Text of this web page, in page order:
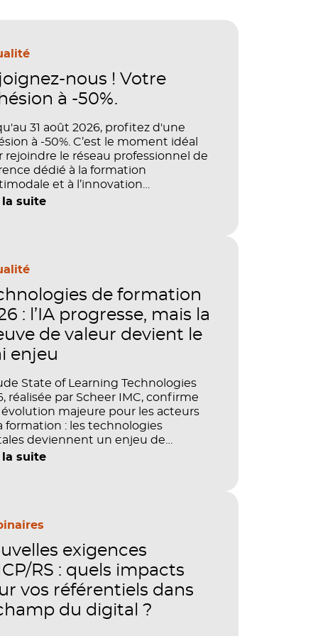
nous ! Votre
à -50%.
31 août 2026, profitez d'une
à -50%. C’est le moment idéal
rejoindre le réseau professionnel de
dédié à la formation
et à l’innovation
la suite
de formation
: l’IA progresse, mais la
de valeur devient le
enjeu
State of Learning Technologies
réalisée par Scheer IMC, confirme
majeure pour les acteurs
formation : les technologies
deviennent un enjeu de
de performance et de preuve
démontrer concrètement
la productivité et la
des organisations ?
la suite
exigences
RS : quels impacts
vos référentiels dans
du digital ?